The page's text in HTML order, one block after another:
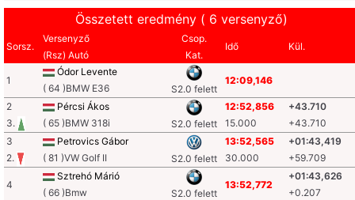
Összetett eredmény ( 6 versenyző)
Sorsz.
Versenyző
(Rsz) Autó
Csop.
Kat.
Idő Kül.
1
Ódor Levente
( 64 )BMW E36
S2.0 felett
12:09,146
2
3.
Pércsi Ákos
( 65 )BMW 318i
S2.0 felett
12:52,856
15.000
+43.710
+43.710
3
2.
Petrovics Gábor
( 81 )VW Golf II
S2.0 felett
13:52,565
30.000
+01:43,419
+59.709
4
Sztrehó Márió
( 66 )Bmw
S2.0 felett
13:52,772
+01:43,626
+0.207